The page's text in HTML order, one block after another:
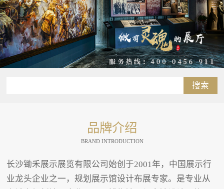
搜索
品牌介绍
BRAND INTRODUCTION
长沙锄禾展示展览有限公司始创于2001年，中国展示行
业龙头企业之一，规划展示馆设计布展专家。是专业从